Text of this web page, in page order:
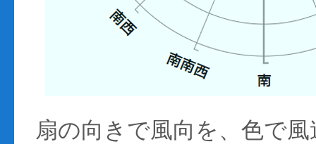
扇の向きで風向を、色で